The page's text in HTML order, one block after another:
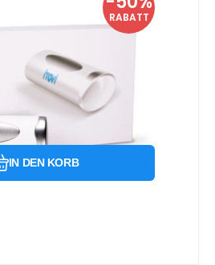
RABATT
TEST + voucher
100%
IN DEN KORB
Favorit
Vergleichen Sie
persönlichen iTOVi-